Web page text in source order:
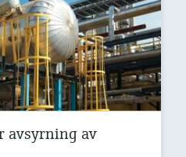
avsyrning av